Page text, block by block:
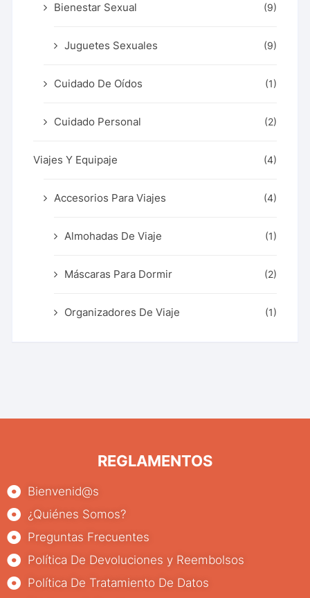
Bienestar Sexual (9)
Juguetes Sexuales (9)
Cuidado De Oídos (1)
Cuidado Personal (2)
Viajes Y Equipaje (4)
Accesorios Para Viajes (4)
Almohadas De Viaje (1)
Máscaras Para Dormir (2)
Organizadores De Viaje (1)
REGLAMENTOS
Bienvenid@s
¿Quiénes Somos?
Preguntas Frecuentes
Política De Devoluciones y Reembolsos
Política De Tratamiento De Datos